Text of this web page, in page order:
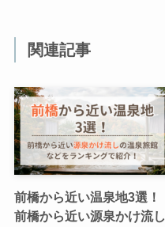
関連記事
前橋から近い温泉地3選！
前橋から近い源泉かけ流し